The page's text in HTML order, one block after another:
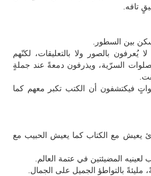
تافه.
بين السطور.
يُعرفون بالصور ولا بالتعليقات، لكنّهم
السرّية، ويذرفون دمعةً عند جملةٍ
فيكتشفون أن الكتب تكبر معهم كما
يعيش مع الكتاب كما يعيش الحبيب مع
المضيئتين في عتمة العالم.
مليئةً بالتواطؤ الجميل على الجمال.